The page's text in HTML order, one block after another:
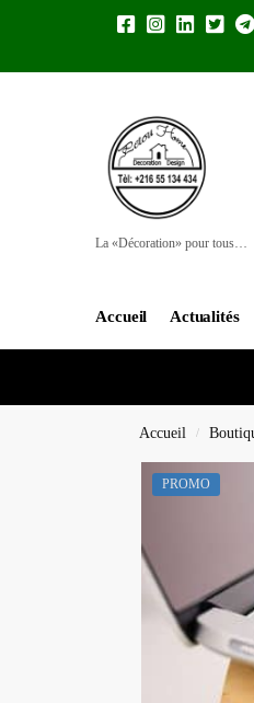
La «Décoration» pour tous…
Accueil Actualités
Accueil /
PROMO